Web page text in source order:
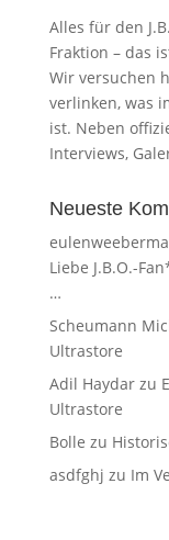
Alles für den
Fraktion – das
Wir versuchen
verlinken, was
ist. Neben
Interviews,
Neueste
Liebe J.B.O.-
…
Scheumann
Ultrastore
Adil Haydarzu
Ultrastore
Bolle zu
asdfghj zu Im